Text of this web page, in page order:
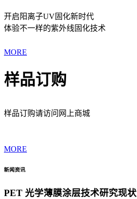
开启阳离子UV固化新时代
体验不一样的紫外线固化技术
MORE
样品订购
样品订购请访问网上商城
MORE
新闻资讯
PET 光学薄膜涂层技术研究现状